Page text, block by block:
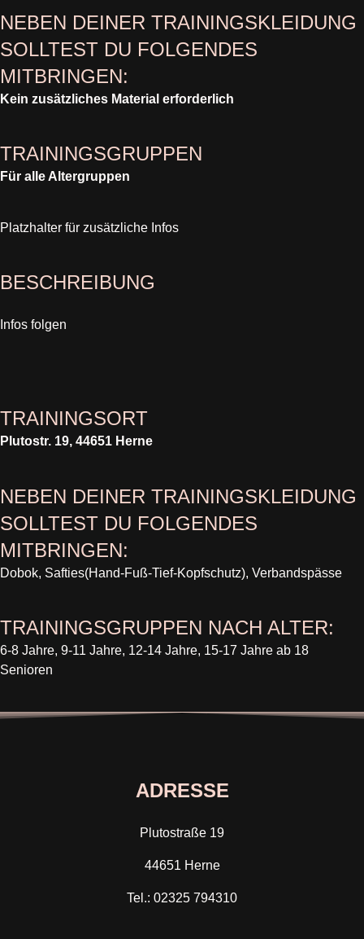
NEBEN DEINER TRAININGSKLEIDUNG
SOLLTEST DU FOLGENDES
MITBRINGEN:
Kein zusätzliches Material erforderlich
TRAININGSGRUPPEN
Für alle Altergruppen
Platzhalter für zusätzliche Infos
BESCHREIBUNG
Infos folgen
TRAININGSORT
Plutostr. 19, 44651 Herne
NEBEN DEINER TRAININGSKLEIDUNG
SOLLTEST DU FOLGENDES
MITBRINGEN:
Dobok, Safties(Hand-Fuß-Tief-Kopfschutz), Verbandspässe
TRAININGSGRUPPEN NACH ALTER:
6-8 Jahre, 9-11 Jahre, 12-14 Jahre, 15-17 Jahre ab 18
Senioren
ADRESSE
Plutostraße 19
44651 Herne
Tel.: 02325 794310